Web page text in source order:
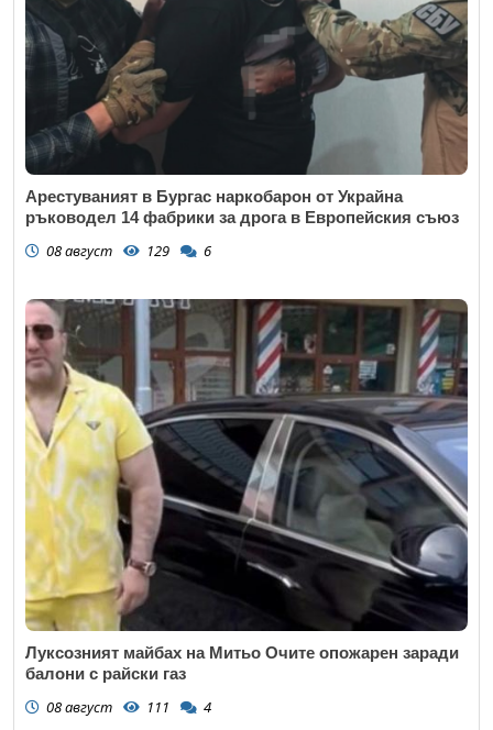
Арестуваният в Бургас наркобарон от Украйна
ръководел 14 фабрики за дрога в Европейския съюз
08 август 129 6
Луксозният майбах на Митьо Очите опожарен заради
балони с райски газ
08 август 111 4